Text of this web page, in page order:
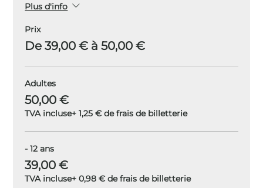
Plus d'info
Prix
De 39,00 € à 50,00 €
Adultes
50,00 €
TVA incluse+ 1,25 € de frais de billetterie
- 12 ans
39,00 €
TVA incluse+ 0,98 € de frais de billetterie